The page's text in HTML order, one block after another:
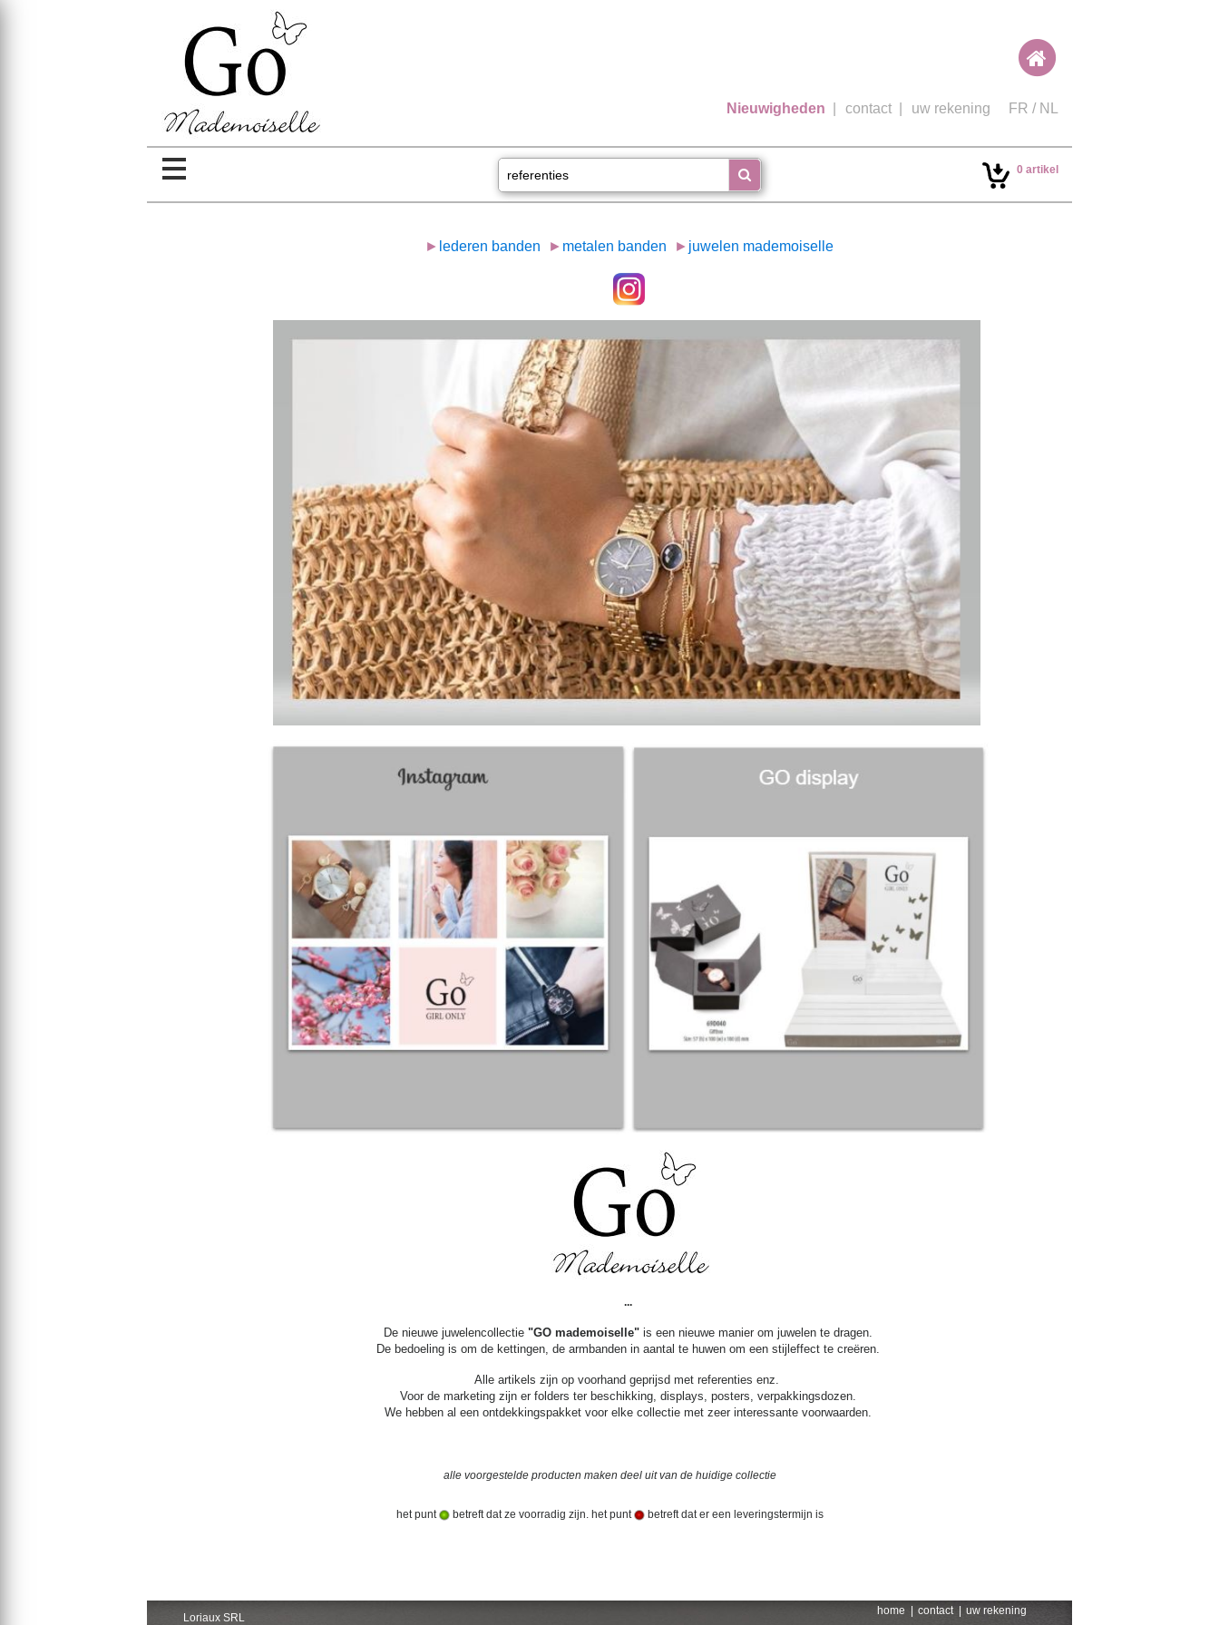
Nieuwigheden contact uw rekening FR / NL
0 artikel
► lederen banden ► metalen banden ► juwelen mademoiselle
...
De nieuwe juwelencollectie "GO mademoiselle" is een nieuwe manier om juwelen te dragen.
De bedoeling is om de kettingen, de armbanden in aantal te huwen om een stijleffect te creëren.
Alle artikels zijn op voorhand geprijsd met referenties enz.
Voor de marketing zijn er folders ter beschikking, displays, posters, verpakkingsdozen.
We hebben al een ontdekkingspakket voor elke collectie met zeer interessante voorwaarden.
alle voorgestelde producten maken deel uit van de huidige collectie
het punt betreft dat ze voorradig zijn. het punt betreft dat er een leveringstermijn is
Loriaux SRL
home contact| uw rekening